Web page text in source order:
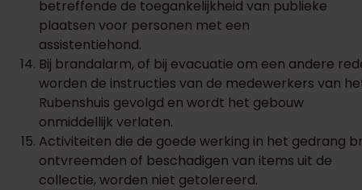
betreffende de toegankelijkheid van publieke
plaatsen voor personen met een
assistentiehond.
Bij brandalarm, of bij evacuatie om een andere
worden de instructies van de medewerkers van
Rubenshuis gevolgd en wordt het gebouw
onmiddellijk verlaten.
Activiteiten die de goede werking in het gedrang
ontvreemden of beschadigen van items uit de
collectie, worden niet getolereerd.